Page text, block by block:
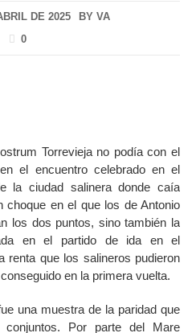
DE 2025 BY VA
0
Torrevieja no podía con el
el encuentro celebrado en el
la ciudad salinera donde caía
choque en el que los de Antonio
los dos puntos, sino también la
en el partido de ida en el
renta que los salineros pudieron
en la primera vuelta.
una muestra de la paridad que
Por parte del Mare